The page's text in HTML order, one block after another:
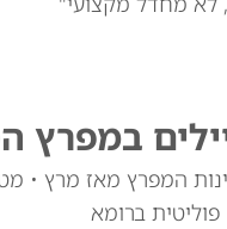
במפרץ
במדינות המפרץ מאז
ברומא